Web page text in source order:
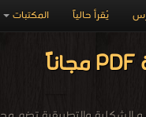
المكتبات يُقرأ حالياً